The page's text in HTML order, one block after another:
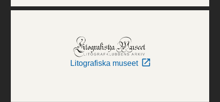
Litografiska museet